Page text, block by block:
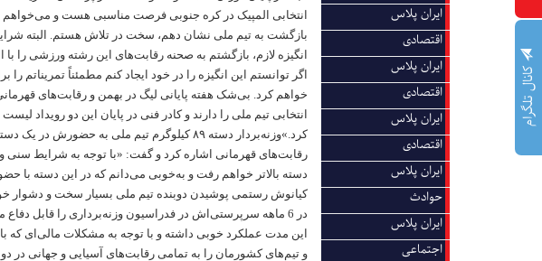
کانال تلگرام
ایران پلاس
اقتصادی
ایران پلاس
اقتصادی
ایران پلاس
اقتصادی
ایران پلاس
حوادث
ایران پلاس
اجتماعی
انتخابی المپیک در کره جنوبی فرصت مناسبی هست و می‌خواهم
بازگشت به تیم ملی نشان دهم، سخت در تلاش هستم. البته
انگیزه لازم، بازگشتم به صحنه رقابت‌های این رشته ورزشی را با
اگر توانستم این انگیزه را در خود ایجاد کنم مطمئناً تمریناتم را
خواهم کرد. بی‌شک هفته پایانی لیگ در بهمن و رقابت‌های
انتخابی تیم ملی را دارند و کادر فنی در پایان این دو رویداد
کرد.»وزنه‌بردار دسته ۸۹ کیلوگرم تیم ملی به
رقابت‌های قهرمانی اشاره کرد و گفت: «با توجه به شرایط سنی و
دسته بالاتر خواهم رفت و به‌خوبی می‌دانم که در این دسته با
کیانوش رستمی پوشیدن دوبنده تیم ملی بسیار سخت و دشوار
در 6 ماهه سرپرستی‌اش در فدراسیون وزنه‌برداری را قابل
این مدت عملکرد خوبی داشته و با توجه به مشکلات مالی‌ای که با
و تیم‌های کشورمان را به تمامی رقابت‌های آسیایی و جهانی در